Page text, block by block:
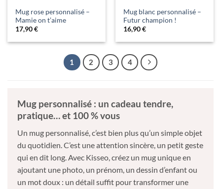
Mug rose personnalisé –
Mamie on t’aime
17,90€
Mug blanc personnalisé –
Futur champion !
16,90€
1 2 3 4
Mug personnalisé : un cadeau tendre,
pratique… et 100 % vous
Un mug personnalisé, c’est bien plus qu’un simple objet
du quotidien. C’est une attention sincère, un petit geste
qui en dit long. Avec Kisseo, créez un mug unique en
ajoutant une photo, un prénom, un dessin d’enfant ou
un mot doux : un détail suffit pour transformer une